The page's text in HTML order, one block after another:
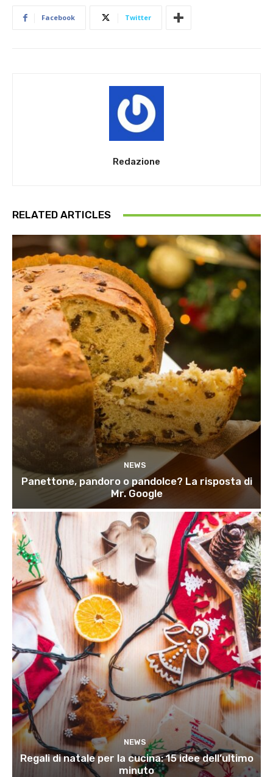
Facebook Twitter
Redazione
RELATED ARTICLES
NEWS
Panettone, pandoro o pandolce? La risposta di
Mr. Google
NEWS
Regali di natale per la cucina: 15 idee dell’ultimo
minuto